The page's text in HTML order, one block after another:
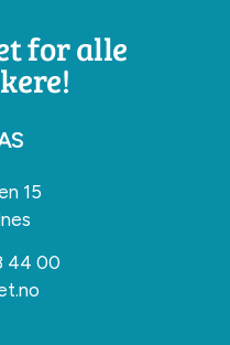
for alle
15
44 00